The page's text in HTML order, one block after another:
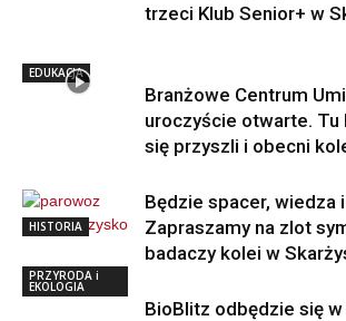
trzeci Klub Senior+ w
EDUKACJA
Branżowe Centrum
uroczyście otwarte. Tu
się przyszli i obecni
HISTORIA
Będzie spacer, wiedza
Zapraszamy na zlot
badaczy kolei w
PRZYRODA i
EKOLOGIA
BioBlitz odbędzie się w